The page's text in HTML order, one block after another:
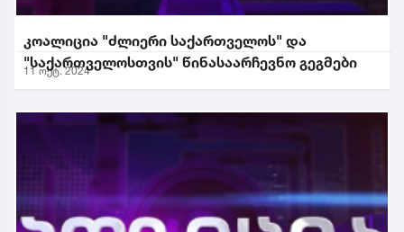
კოალიცია "ძლიერი საქართველოს" და
"საქართველოსთვის" წინასაარჩევნო გეგმები
11 ოქტ. 2024